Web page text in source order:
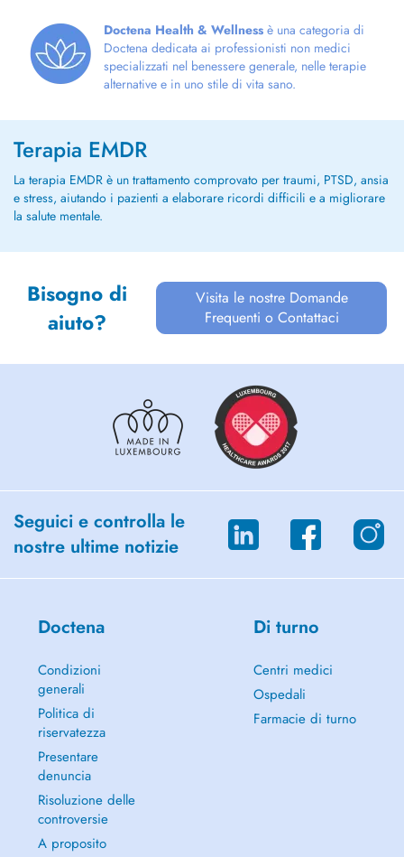
à lanxiété, au burnout et aux diff...
Doctena Health & Wellness è una categoria di
Doctena dedicata ai professionisti non medici
specializzati nel benessere generale, nelle terapie
alternative e in uno stile di vita sano.
Terapia EMDR
La terapia EMDR è un trattamento comprovato per traumi, PTSD, ansia
e stress, aiutando i pazienti a elaborare ricordi difficili e a migliorare
la salute mentale.
Bisogno di
aiuto?
Visita le nostre Domande
Frequenti o Contattaci
Seguici e controlla le
nostre ultime notizie
Doctena
Condizioni
generali
Politica di
riservatezza
Presentare
denuncia
Risoluzione delle
controversie
A proposito
Di turno
Centri medici
Ospedali
Farmacie di turno